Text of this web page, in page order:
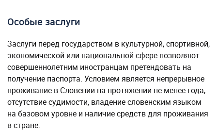
Особые заслуги
Заслуги перед государством в культурной, спортивной,
экономической или национальной сфере позволяют
совершеннолетним иностранцам претендовать на
получение паспорта. Условием является непрерывное
проживание в Словении на протяжении не менее года,
отсутствие судимости, владение словенским языком
на базовом уровне и наличие средств для проживания
в стране.